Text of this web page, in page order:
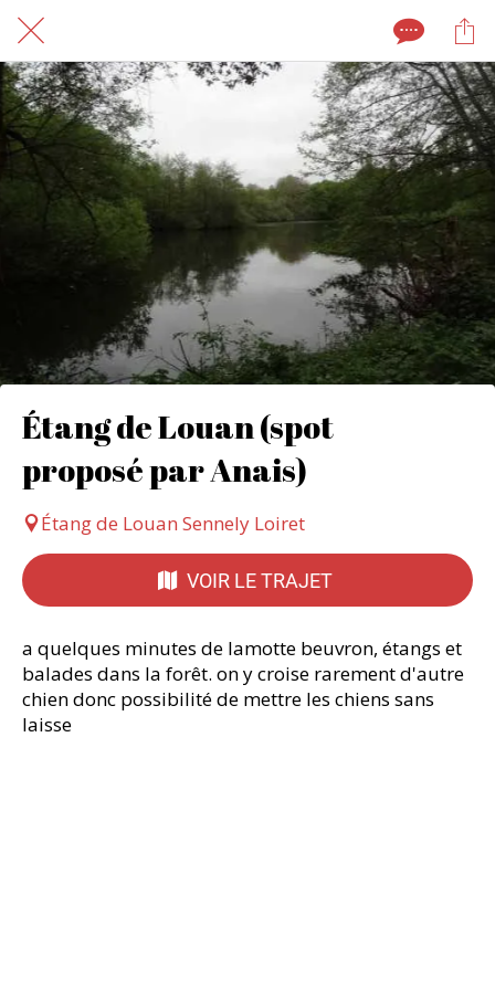
Étang de Louan (spot
proposé par Anais)
Étang de Louan Sennely Loiret
VOIR LE TRAJET
a quelques minutes de lamotte beuvron, étangs et
balades dans la forêt. on y croise rarement d'autre
chien donc possibilité de mettre les chiens sans
laisse